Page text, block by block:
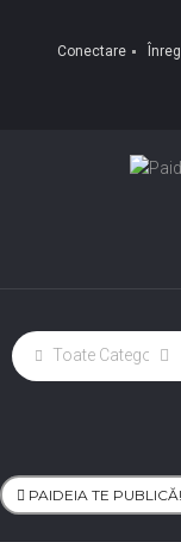
Conectare
PAIDEIA TE PUBLICĂ!